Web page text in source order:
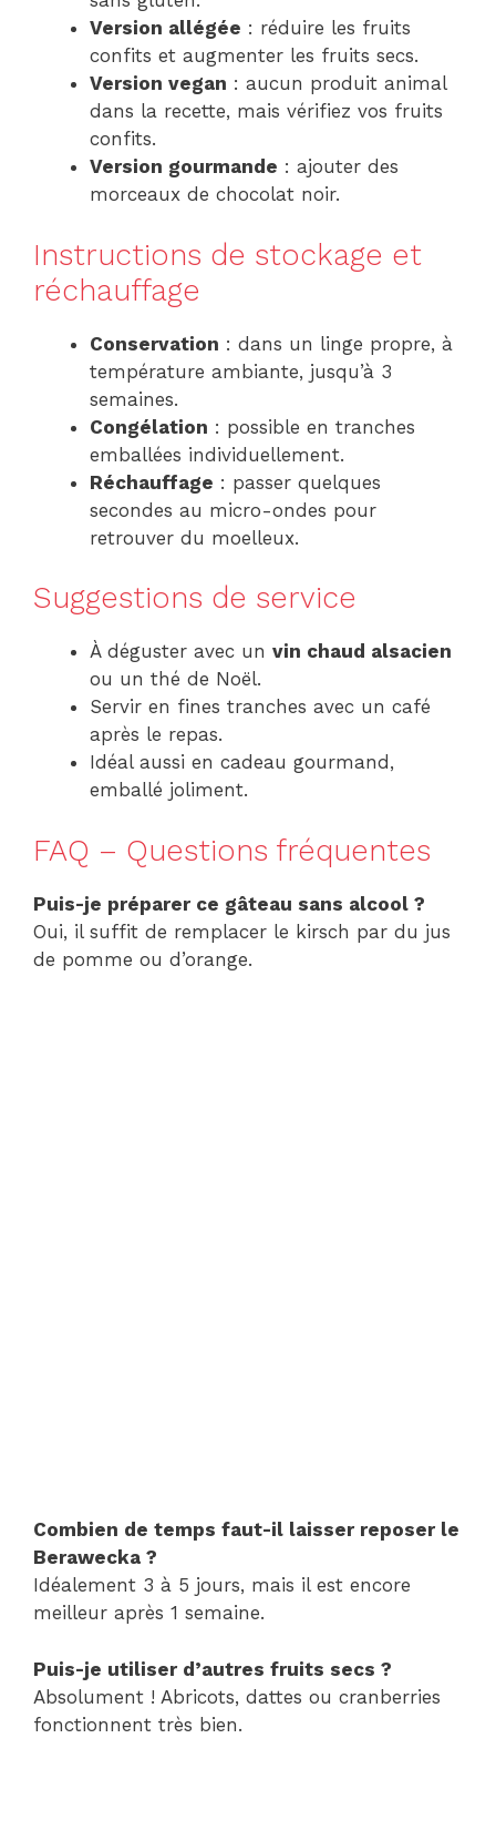
Version allégée : réduire les fruits
confits et augmenter les fruits secs.
Version vegan : aucun produit animal
dans la recette, mais vérifiez vos fruits
confits.
Version gourmande : ajouter des
morceaux de chocolat noir.
Instructions de stockage et
réchauffage
Conservation : dans un linge propre, à
température ambiante, jusqu’à 3
semaines.
Congélation : possible en tranches
emballées individuellement.
Réchauffage : passer quelques
secondes au micro-ondes pour
retrouver du moelleux.
Suggestions de service
À déguster avec un vin chaud alsacien
ou un thé de Noël.
Servir en fines tranches avec un café
après le repas.
Idéal aussi en cadeau gourmand,
emballé joliment.
FAQ – Questions fréquentes
Puis-je préparer ce gâteau sans alcool ?
Oui, il suffit de remplacer le kirsch par du jus
de pomme ou d’orange.
Combien de temps faut-il laisser reposer le
Berawecka ?
Idéalement 3 à 5 jours, mais il est encore
meilleur après 1 semaine.
Puis-je utiliser d’autres fruits secs ?
Absolument ! Abricots, dattes ou cranberries
fonctionnent très bien.